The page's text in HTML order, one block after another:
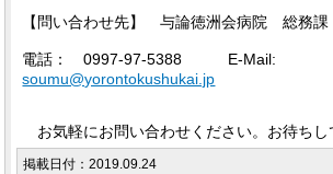
【問い合わせ先】 与論徳洲会病院 総務課
電話： 0997-97-5388 E-Mail:
soumu@yorontokushukai.jp
お気軽にお問い合わせください。お待ちし
掲載日付：2019.09.24